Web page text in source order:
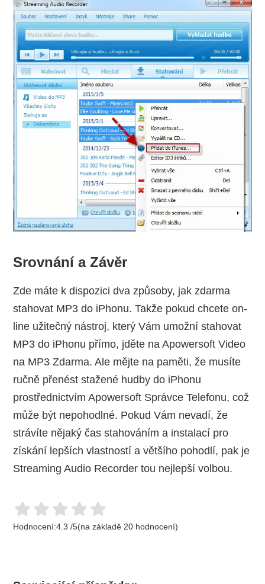
Srovnání a Závěr
Zde máte k dispozici dva způsoby, jak zdarma
stahovat MP3 do iPhonu. Takže pokud chcete on-
line užitečný nástroj, který Vám umožní stahovat
MP3 do iPhonu přímo, jděte na Apowersoft Video
na MP3 Zdarma. Ale mějte na paměti, že musíte
ručně přenést stažené hudby do iPhonu
prostřednictvím Apowersoft Správce Telefonu, což
může být nepohodlné. Pokud Vám nevadí, že
strávíte nějaký čas stahováním a instalací pro
získání lepších vlastností a většího pohodlí, pak je
Streaming Audio Recorder tou nejlepší volbou.
Hodnocení:4.3 /5(na základě 20 hodnocení)